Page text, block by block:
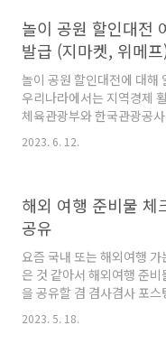
모션은 국내 13개 여행사를
개의 여행사는 인터파크, 하
두투어, 마이리얼트립, 교원
일투어, 온라인투어, 와이
어, 참 좋은 여행, 웹투어입
1+1 가격 이번 선착순 프
일반석 왕복 항공권을 2인
놀이 공원 할인대전
발급 (지마켓, 위메
놀이 공원 할인대전에 대해
우리나라에서는 지역경제
체육관광부와 한국관광공
관광업계가 여행 가는 달이
중인데요~ 오늘은 이중 하나
원 할인대전 쿠폰 발급은 7
선착순으로 받을수 있는데
는 할인권은 1차로 2차는
고 합니다. 놀이 공원 할인
원 할인대전 쿠폰은 아래에
사용처(여기 어때, G마켓,
한 다음 할인권 발급받기를
2023. 6. 12.
해외 여행 준비물 체
공유
요즘 국내 또는 해외여행
은 것 같아서 해외여행 준비
을 공유할 겸 겸사겸사 포
~ 해외 여행 준비물 체크리
로든 여행을 떠날 때 필요한
2023. 5. 18.